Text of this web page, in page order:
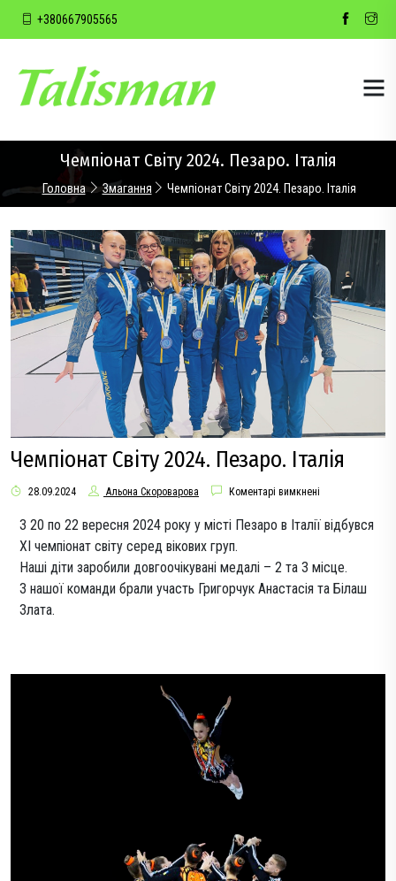
+380667905565
Чемпіонат Світу 2024. Пезаро. Італія
Головна Змагання Чемпіонат Світу 2024. Пезаро. Італія
Чемпіонат Світу 2024. Пезаро. Італія
28.09.2024 Альона Скороварова Коментарі вимкнені
З 20 по 22 вересня 2024 року у місті Пезаро в Італії відбувся
ХІ чемпіонат світу серед вікових груп.
Наші діти заробили довгоочікувані медалі – 2 та 3 місце.
З нашої команди брали участь Григорчук Анастасія та Білаш
Злата.